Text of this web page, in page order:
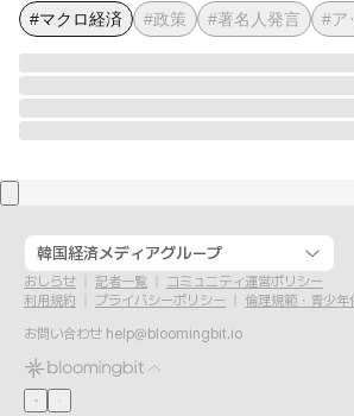
#マクロ経済 #政策 #著名人発言 #ア
韓国経済メディアグループ
おしらせ 記者一覧
コミュニティ運営ポリシー
利用規約
プライバシーポリシー
倫理規範・青少年
お問い合わせ help@bloomingbit.io